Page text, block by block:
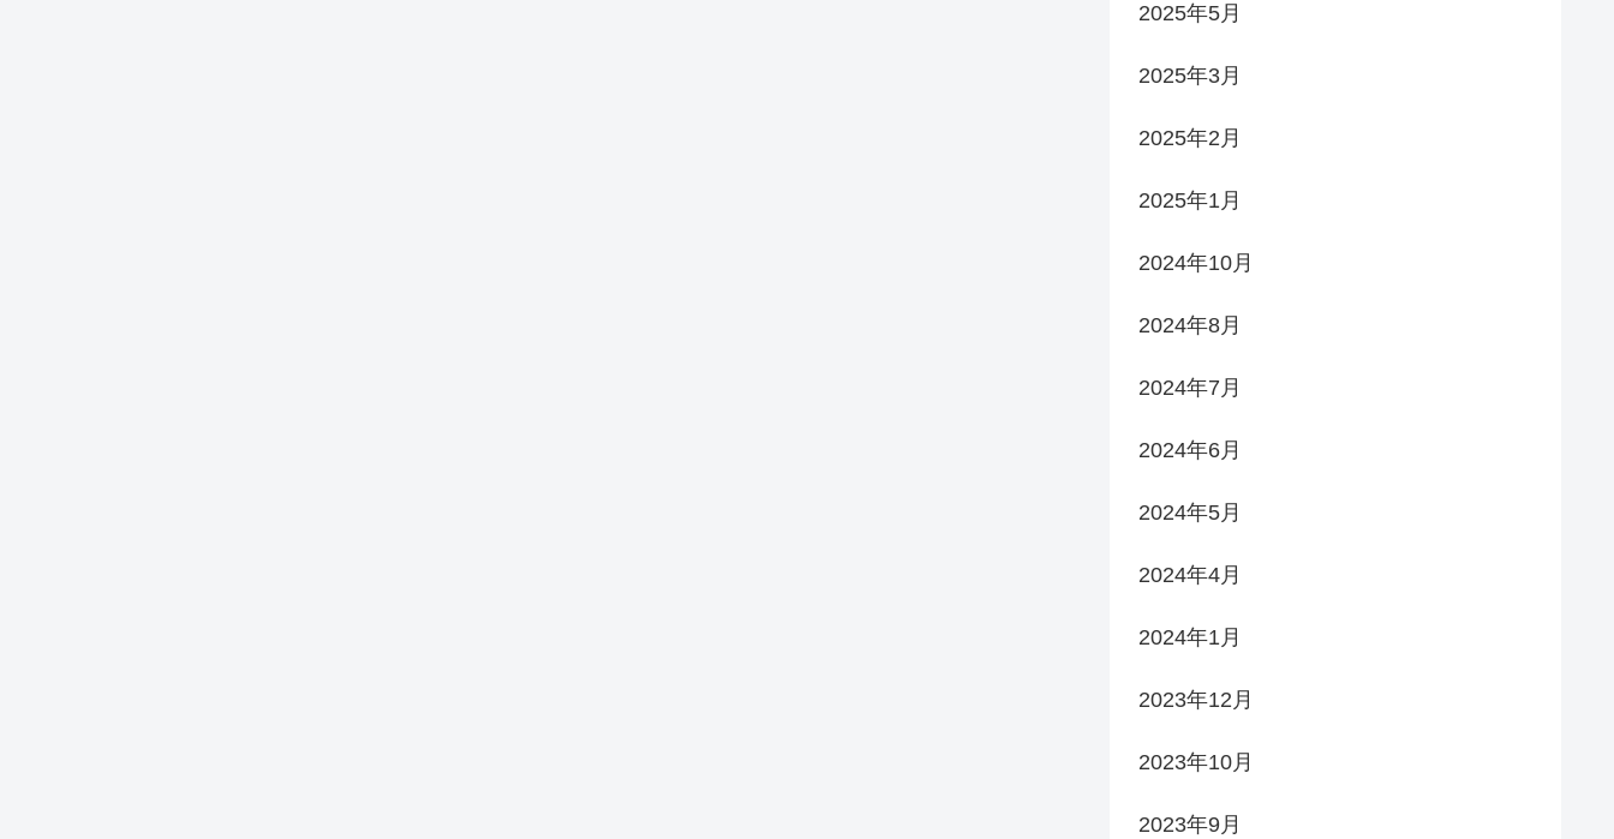
2025年5月
2025年3月
2025年2月
2025年1月
2024年10月
2024年8月
2024年7月
2024年6月
2024年5月
2024年4月
2024年1月
2023年12月
2023年10月
2023年9月